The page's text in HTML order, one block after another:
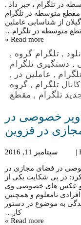
در تلگرام ، خبر داد .
متوسطه در تلگرام
از شناسایی عاملین
متوسطه در تلگرام…
Read more »
, تلگرام گروه,
دستگیری تلگرام
, عاملین در,
تلگرام, گروه
تلگرام, مقطع
خصوصی در
در قزوین
سپتامبر 11, 2016
در فضای مجازی در
در پی شکایت یکی از
و عکس های خصوصی وی
نامعلوم و همچنین
به موضوع در دستور
کار…
Read more »